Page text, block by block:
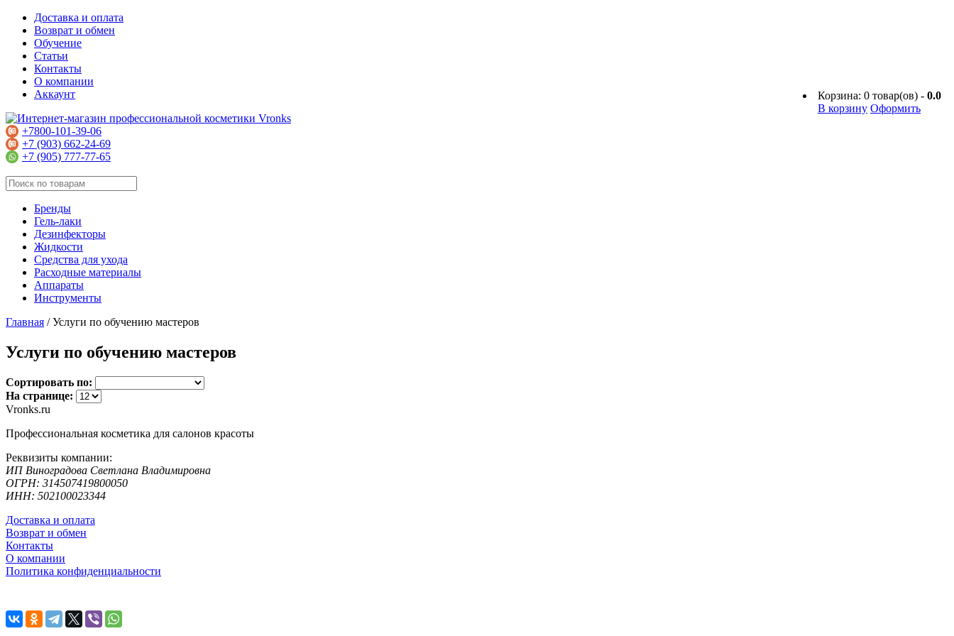
Доставка и оплата
Возврат и обмен
Обучение
Статьи
Контакты
О компании
Корзина: 0 товар(ов) - 0.0
В корзину Оформить
Аккаунт
+7800-101-39-06
+7 (903) 662-24-69
+7 (905) 777-77-65
Бренды
Гель-лаки
Дезинфекторы
Жидкости
Средства для ухода
Расходные материалы
Аппараты
Инструменты
Главная /Услуги по обучению мастеров
Услуги по обучению мастеров
Сортировать по:
На странице:
Vronks.ru
Профессиональная косметика для салонов красоты
Реквизиты компании:
ИП Виноградова Светлана Владимировна
ОГРН: 314507419800050
ИНН: 502100023344
Доставка и оплата
Возврат и обмен
Контакты
О компании
Политика конфиденциальности